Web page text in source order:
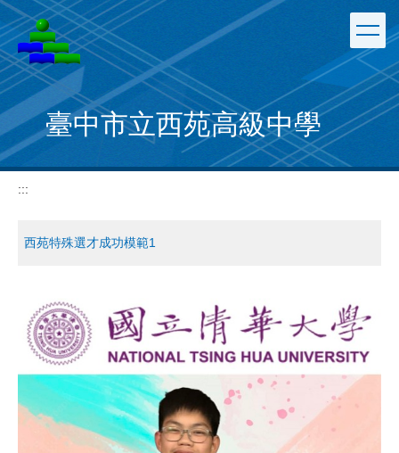
跳
到
主
要
內
容
區
臺中市立西苑高級中學
:::
西苑特殊選才成功模範1